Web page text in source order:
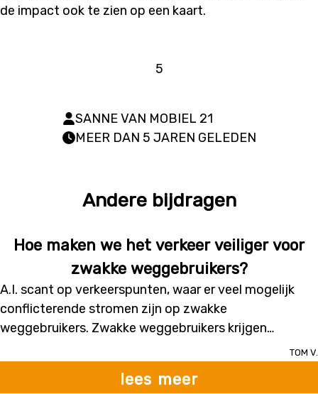
de impact ook te zien op een kaart.
5
SANNE VAN MOBIEL 21
MEER DAN 5 JAREN GELEDEN
Andere bijdragen
Hoe maken we het verkeer veiliger voor
zwakke weggebruikers?
A.I. scant op verkeerspunten, waar er veel mogelijk
conflicterende stromen zijn op zwakke
weggebruikers. Zwakke weggebruikers krijgen
voorrang door de regeling van de verkeerslichten. A.I.
leert op langere termijn wanneer er grote stromen van
zwakke weggebruikers op bepaalde kruispunten
Tom V.
lees meer